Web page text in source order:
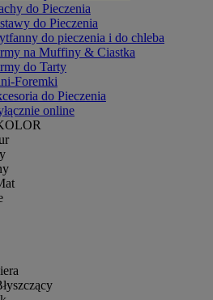
do Pieczenia
do Pieczenia
do pieczenia i do chleba
na Muffiny & Ciastka
do Tarty
Foremki
do Pieczenia
online